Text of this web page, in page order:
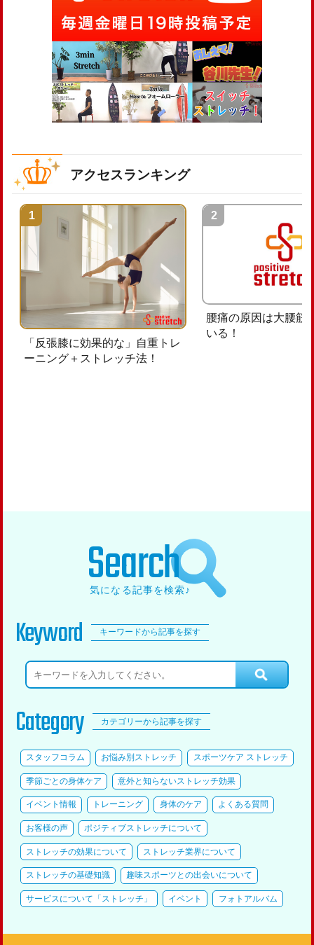
アクセスランキング
「反張膝に効果的な」自重トレ
ーニング＋ストレッチ法！
腰痛の原因は大腰筋
いる！
Search
気になる記事を検索♪
Keyword キーワードから記事を探す
Category カテゴリーから記事を探す
スタッフコラム お悩み別ストレッチ スポーツケア ストレッチ
季節ごとの身体ケア 意外と知らないストレッチ効果
イベント情報 トレーニング 身体のケア よくある質問
お客様の声 ポジティブストレッチについて
ストレッチの効果について ストレッチ業界について
ストレッチの基礎知識 趣味スポーツとの出会いについて
サービスについて「ストレッチ」 イベント フォトアルバム